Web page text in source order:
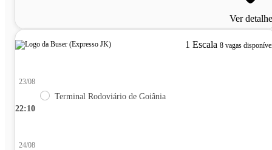
Ver
1 Escala 8 vagas
22:10
23/08
Terminal Rodoviário de Goiânia
24/08